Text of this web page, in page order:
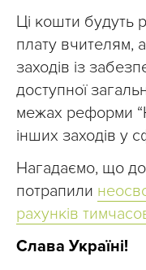
Ці кошти будуть
плату вчителям,
заходів із
доступної
межах реформи
інших заходів у
Нагадаємо, що
потрапили
рахунків
Слава Україні!